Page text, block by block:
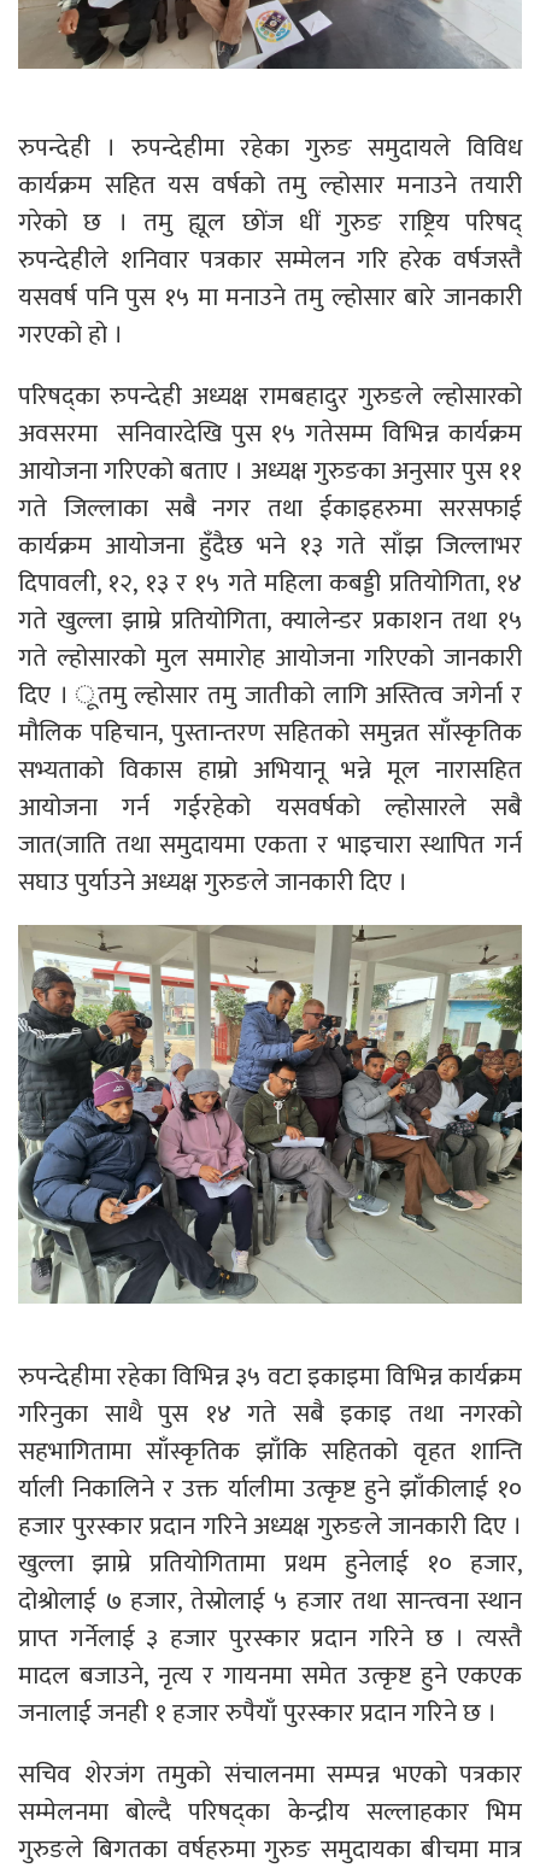
रुपन्देही । रुपन्देहीमा रहेका गुरुङ समुदायले विविध
कार्यक्रम सहित यस वर्षको तमु ल्होसार मनाउने तयारी
गरेको छ । तमु ह्यूल छोंज धीं गुरुङ राष्ट्रिय परिषद्
रुपन्देहीले शनिवार पत्रकार सम्मेलन गरि हरेक वर्षजस्तै
यसवर्ष पनि पुस १५ मा मनाउने तमु ल्होसार बारे जानकारी
गरएको हो ।
परिषद्का रुपन्देही अध्यक्ष रामबहादुर गुरुङले ल्होसारको
अवसरमा सनिवारदेखि पुस १५ गतेसम्म विभिन्न कार्यक्रम
आयोजना गरिएको बताए । अध्यक्ष गुरुङका अनुसार पुस ११
गते जिल्लाका सबै नगर तथा ईकाइहरुमा सरसफाई
कार्यक्रम आयोजना हुँदैछ भने १३ गते साँझ जिल्लाभर
दिपावली, १२, १३ र १५ गते महिला कबड्डी प्रतियोगिता, १४
गते खुल्ला झाम्रे प्रतियोगिता, क्यालेन्डर प्रकाशन तथा १५
गते ल्होसारको मुल समारोह आयोजना गरिएको जानकारी
दिए । ूतमु ल्होसार तमु जातीको लागि अस्तित्व जगेर्ना र
मौलिक पहिचान, पुस्तान्तरण सहितको समुन्नत साँस्कृतिक
सभ्यताको विकास हाम्रो अभियानू भन्ने मूल नारासहित
आयोजना गर्न गईरहेको यसवर्षको ल्होसारले सबै
जात(जाति तथा समुदायमा एकता र भाइचारा स्थापित गर्न
सघाउ पुर्याउने अध्यक्ष गुरुङले जानकारी दिए ।
रुपन्देहीमा रहेका विभिन्न ३५ वटा इकाइमा विभिन्न कार्यक्रम
गरिनुका साथै पुस १४ गते सबै इकाइ तथा नगरको
सहभागितामा साँस्कृतिक झाँकि सहितको वृहत शान्ति
र्याली निकालिने र उक्त र्यालीमा उत्कृष्ट हुने झाँकीलाई १०
हजार पुरस्कार प्रदान गरिने अध्यक्ष गुरुङले जानकारी दिए ।
खुल्ला झाम्रे प्रतियोगितामा प्रथम हुनेलाई १० हजार,
दोश्रोलाई ७ हजार, तेस्रोलाई ५ हजार तथा सान्त्वना स्थान
प्राप्त गर्नेलाई ३ हजार पुरस्कार प्रदान गरिने छ । त्यस्तै
मादल बजाउने, नृत्य र गायनमा समेत उत्कृष्ट हुने एकएक
जनालाई जनही १ हजार रुपैयाँ पुरस्कार प्रदान गरिने छ ।
सचिव शेरजंग तमुको संचालनमा सम्पन्न भएको पत्रकार
सम्मेलनमा बोल्दै परिषद्का केन्द्रीय सल्लाहकार भिम
गुरुङले बिगतका वर्षहरुमा गुरुङ समुदायका बीचमा मात्र